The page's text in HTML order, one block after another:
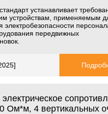
устанавливает
устройствам, применяемым
электробезопасности
передвижных
Ом*м, 4 вертикальных